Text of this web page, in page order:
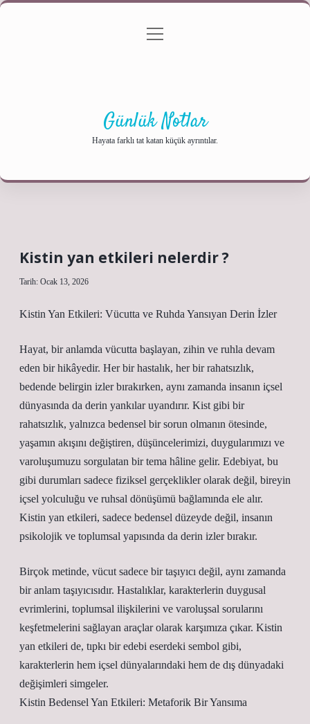
Gizlilik Politikası
menüyü
Günlük Notlar
Hayata farklı tat katan küçük ayrıntılar.
Kistin yan etkileri nelerdir ?
Tarih: Ocak 13, 2026
Kistin Yan Etkileri: Vücutta ve Ruhda Yansıyan Derin İzler
Hayat, bir anlamda vücutta başlayan, zihin ve ruhla devam
eden bir hikâyedir. Her bir hastalık, her bir rahatsızlık,
bedende belirgin izler bırakırken, aynı zamanda insanın içsel
dünyasında da derin yankılar uyandırır. Kist gibi bir
rahatsızlık, yalnızca bedensel bir sorun olmanın ötesinde,
yaşamın akışını değiştiren, düşüncelerimizi, duygularımızı ve
varoluşumuzu sorgulatan bir tema hâline gelir. Edebiyat, bu
gibi durumları sadece fiziksel gerçeklikler olarak değil, bireyin
içsel yolculuğu ve ruhsal dönüşümü bağlamında ele alır.
Kistin yan etkileri, sadece bedensel düzeyde değil, insanın
psikolojik ve toplumsal yapısında da derin izler bırakır.
Birçok metinde, vücut sadece bir taşıyıcı değil, aynı zamanda
bir anlam taşıyıcısıdır. Hastalıklar, karakterlerin duygusal
evrimlerini, toplumsal ilişkilerini ve varoluşsal sorularını
keşfetmelerini sağlayan araçlar olarak karşımıza çıkar. Kistin
yan etkileri de, tıpkı bir edebi eserdeki sembol gibi,
karakterlerin hem içsel dünyalarındaki hem de dış dünyadaki
değişimleri simgeler.
Kistin Bedensel Yan Etkileri: Metaforik Bir Yansıma